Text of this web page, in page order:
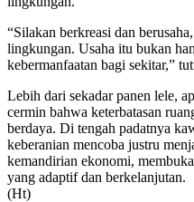
“Silakan berkreasi dan
lingkungan. Usaha itu bukan
kebermanfaatan bagi sekitar,”
Lebih dari sekadar panen lele,
cermin bahwa keterbatasan
berdaya. Di tengah padatnya
keberanian mencoba justru
kemandirian ekonomi,
yang adaptif dan berkelanjutan.
(Ht)